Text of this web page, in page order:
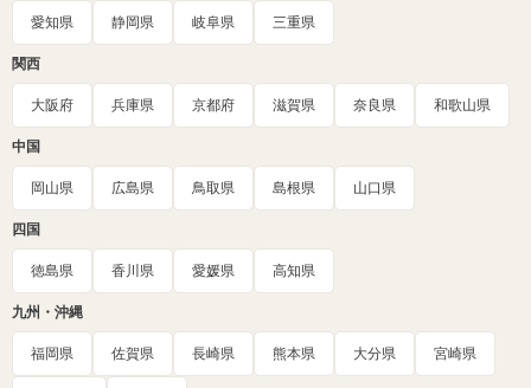
愛知県 静岡県 岐阜県 三重県
関西
大阪府 兵庫県 京都府 滋賀県 奈良県 和歌山県
中国
岡山県 広島県 鳥取県 島根県 山口県
四国
徳島県 香川県 愛媛県 高知県
九州・沖縄
福岡県 佐賀県 長崎県 熊本県 大分県 宮崎県